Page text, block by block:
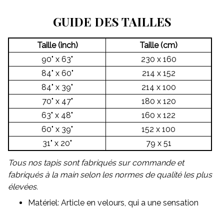
GUIDE DES TAILLES
Taille (inch)
Taille (cm)
90" x 63"
230 x 160
84" x 60"
214 x 152
84" x 39"
214 x 100
70" x 47"
180 x 120
63" x 48"
160 x 122
60" x 39"
152 x 100
31" x 20"
79 x 51
Tous nos tapis sont fabriqués sur commande et
fabriqués à la main selon les normes de qualité les plus
élevées.
Matériel: Article en velours, qui a une sensation